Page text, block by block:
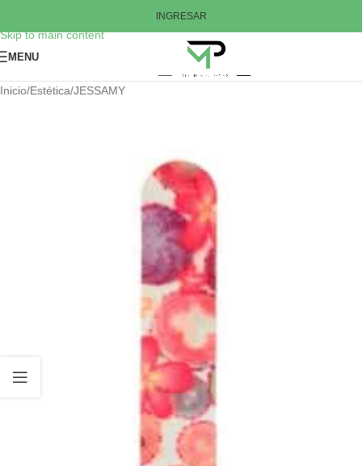
Skip to main content
INGRESAR
MENU
Inicio/Estética/JESSAMY